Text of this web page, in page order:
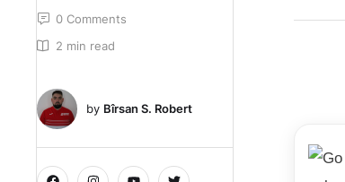
0 Comments
2 min read
by Bîrsan S. Robert